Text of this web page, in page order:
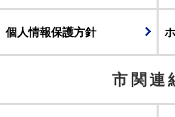
個人情報保護方針
市関連